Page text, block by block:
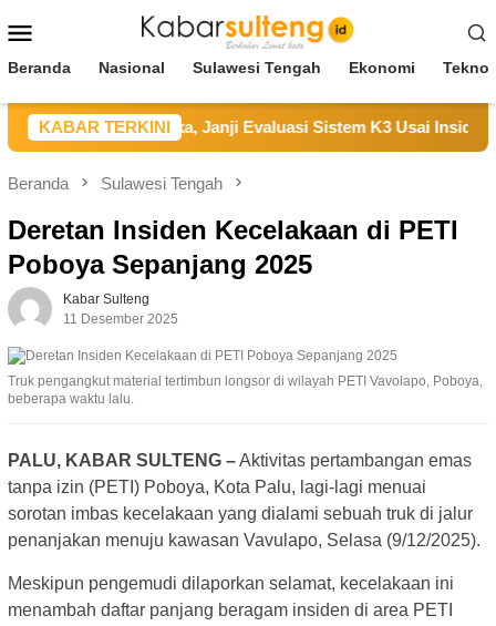
ke
Mobile
Beranda Nasional Sulawesi Tengah Ekonomi
KABAR TERKINI
Sampaikan Duka, Janji Evaluasi Sistem K3 Usai Insiden
Beranda Sulawesi Tengah
Deretan Insiden Kecelakaan di PETI
Poboya Sepanjang 2025
Kabar Sulteng
11 Desember 2025
Truk pengangkut material tertimbun longsor di wilayah PETI Vavolapo, Poboya,
beberapa waktu lalu.
PALU, KABAR SULTENG –Aktivitas pertambangan emas
tanpa izin (PETI) Poboya, Kota Palu, lagi-lagi menuai
sorotan imbas kecelakaan yang dialami sebuah truk di jalur
penanjakan menuju kawasan Vavulapo, Selasa (9/12/2025).
Meskipun pengemudi dilaporkan selamat, kecelakaan ini
menambah daftar panjang beragam insiden di area PETI